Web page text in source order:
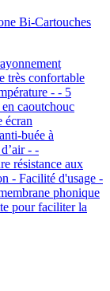
Bi-Cartouches
très confortable
- - 5
caoutchouc
écran
buée à
- -
résistance aux
- Facilité d'usage -
phonique
pour faciliter la